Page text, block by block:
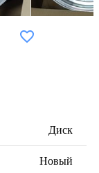
Диск
Новый